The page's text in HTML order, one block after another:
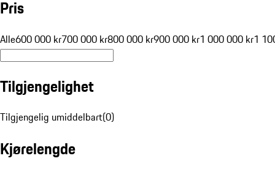
Pris
Alle600 000 kr700 000 kr800 000 kr900 000 kr1 000 000 kr1
Tilgjengelighet
Tilgjengelig umiddelbart(0)
Kjørelengde